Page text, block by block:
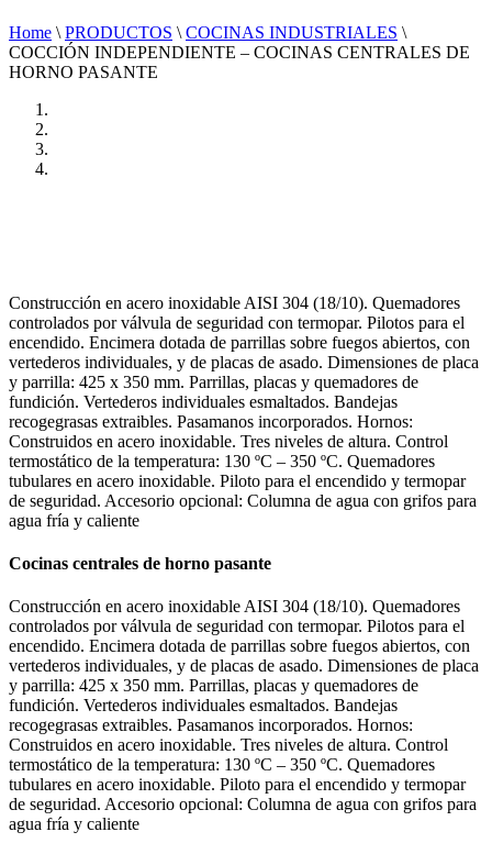
Home \ PRODUCTOS \ COCINAS INDUSTRIALES \
COCCIÓN INDEPENDIENTE – COCINAS CENTRALES DE
HORNO PASANTE
Construcción en acero inoxidable AISI 304 (18/10). Quemadores
controlados por válvula de seguridad con termopar. Pilotos para el
encendido. Encimera dotada de parrillas sobre fuegos abiertos, con
vertederos individuales, y de placas de asado. Dimensiones de placa
y parrilla: 425 x 350 mm. Parrillas, placas y quemadores de
fundición. Vertederos individuales esmaltados. Bandejas
recogegrasas extraibles. Pasamanos incorporados. Hornos:
Construidos en acero inoxidable. Tres niveles de altura. Control
termostático de la temperatura: 130 ºC – 350 ºC. Quemadores
tubulares en acero inoxidable. Piloto para el encendido y termopar
de seguridad. Accesorio opcional: Columna de agua con grifos para
agua fría y caliente
Cocinas centrales de horno pasante
Construcción en acero inoxidable AISI 304 (18/10). Quemadores
controlados por válvula de seguridad con termopar. Pilotos para el
encendido. Encimera dotada de parrillas sobre fuegos abiertos, con
vertederos individuales, y de placas de asado. Dimensiones de placa
y parrilla: 425 x 350 mm. Parrillas, placas y quemadores de
fundición. Vertederos individuales esmaltados. Bandejas
recogegrasas extraibles. Pasamanos incorporados. Hornos:
Construidos en acero inoxidable. Tres niveles de altura. Control
termostático de la temperatura: 130 ºC – 350 ºC. Quemadores
tubulares en acero inoxidable. Piloto para el encendido y termopar
de seguridad. Accesorio opcional: Columna de agua con grifos para
agua fría y caliente